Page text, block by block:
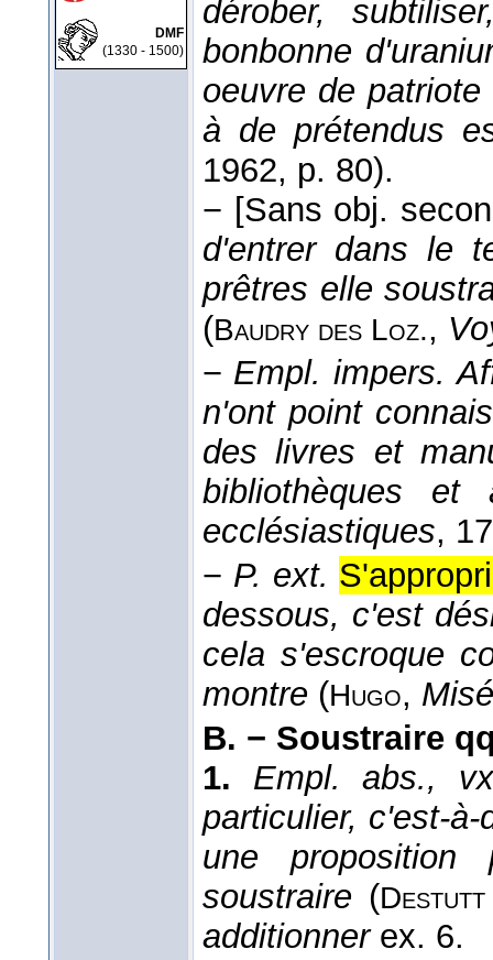
DMF
(1330 - 1500)
dérober,
bonbonne
oeuvre de
à de prétendus
1962, p. 80).
− [Sans obj.
d'entrer dans le
prêtres elle
(Baudry des Loz.,
− Empl. impers.
n'ont point
des livres et
bibliothèques et
ecclésiastiques,
− P. ext.
dessous, c'est
cela s'escroque
montre (Hugo,
B. − Soustraire
1.
Empl. abs.,
particulier, c'est-
une proposition
soustraire (
additionnerex. 6.